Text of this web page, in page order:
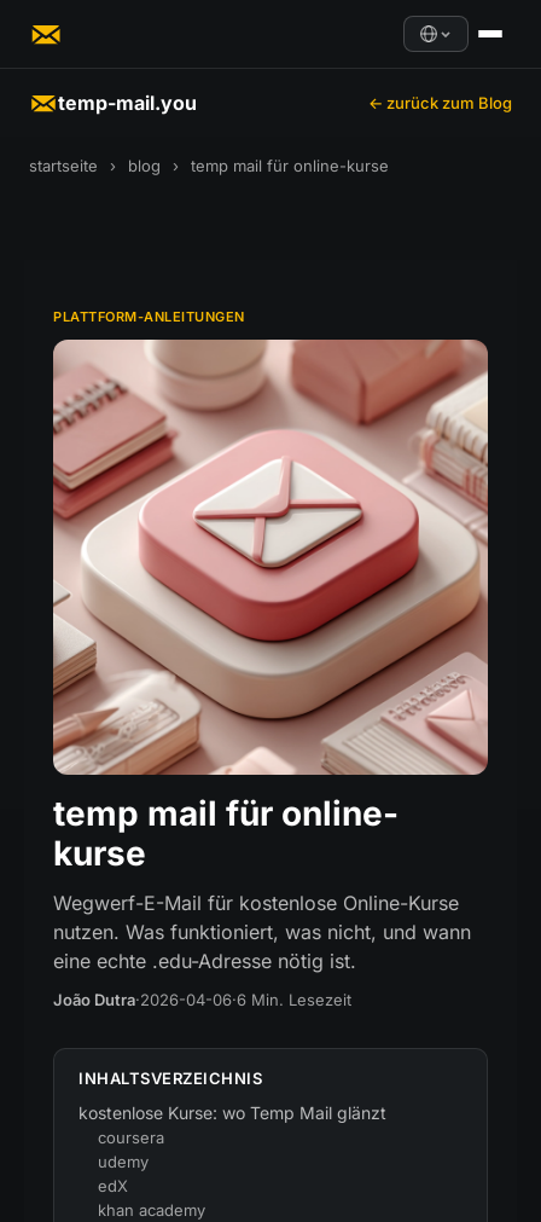
temp-mail.you ← zurück zum Blog
startseite › blog › temp mail für online-kurse
PLATTFORM-ANLEITUNGEN
temp mail für online-
kurse
Wegwerf-E-Mail für kostenlose Online-Kurse
nutzen. Was funktioniert, was nicht, und wann
eine echte .edu-Adresse nötig ist.
João Dutra·2026-04-06·6 Min. Lesezeit
INHALTSVERZEICHNIS
kostenlose Kurse: wo Temp Mail glänzt
coursera
udemy
edX
khan academy